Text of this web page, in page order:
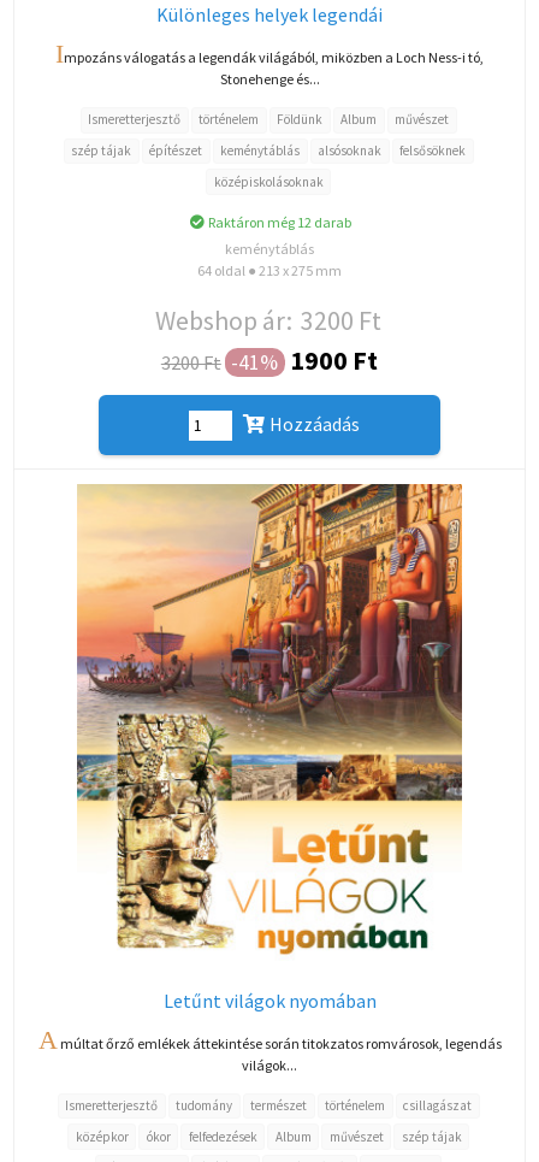
Különleges helyek legendái
Impozáns válogatás a legendák világából, miközben a Loch Ness-i tó,
Stonehenge és...
Ismeretterjesztő történelem Földünk Album
művészet
szép tájak
építészet keménytáblás alsósoknak
felsősöknek
középiskolásoknak
Raktáron még 12 darab
keménytáblás
64 oldal ● 213 x 275 mm
Webshop ár: 3200 Ft
3200 Ft -41% 1900 Ft
Hozzáadás
Letűnt világok nyomában
A múltat őrző emlékek áttekintése során titokzatos romvárosok, legendás
világok...
Ismeretterjesztő tudomány természet történelem
csillagászat
középkor
ókor felfedezések Album művészet
szép tájak